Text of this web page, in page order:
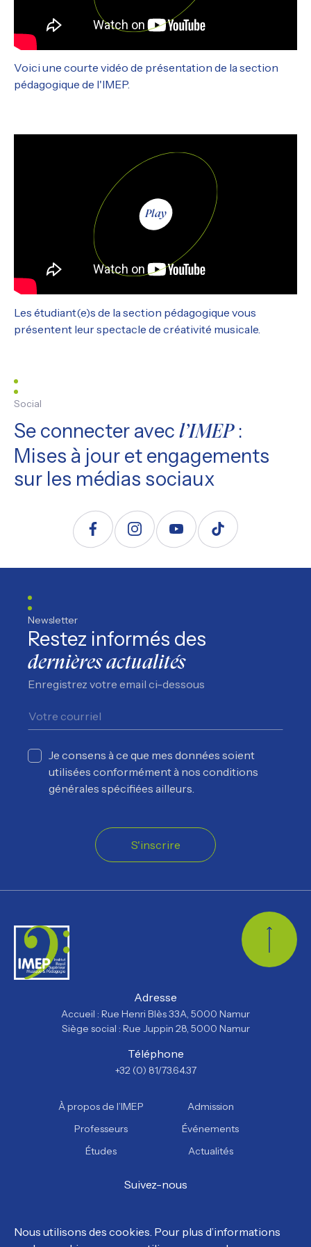
Voici une courte vidéo de présentation de la section
pédagogique de l'IMEP.
Play
Les étudiant(e)s de la section pédagogique vous
présentent leur spectacle de créativité musicale.
Social
Se connecter avec l’IMEP:
Mises à jour et engagements
sur les médias sociaux
Newsletter
Restez informés des
dernières actualités
Enregistrez votre email ci-dessous
Je consens à ce que mes données soient
utilisées conformément à nos conditions
générales spécifiées ailleurs.
S'inscrire
Adresse
Accueil : Rue Henri Blès 33A, 5000 Namur
Siège social : Rue Juppin 28, 5000 Namur
Téléphone
+32 (0) 81/73.64.37
À propos de l’IMEP
Professeurs
Études
Admission
Événements
Actualités
Suivez-nous
Nous utilisons des cookies. Pour plus d’informations